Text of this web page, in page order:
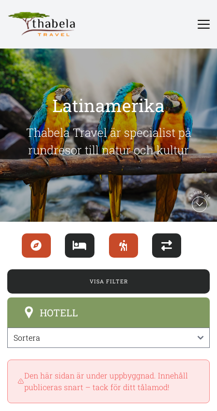
SE MER HÄR
Latinamerika
Thabela Travel är specialist på
rundresor till natur och kultur
VISA FILTER
HOTELL
Den här sidan är under uppbyggnad. Innehåll
publiceras snart – tack för ditt tålamod!